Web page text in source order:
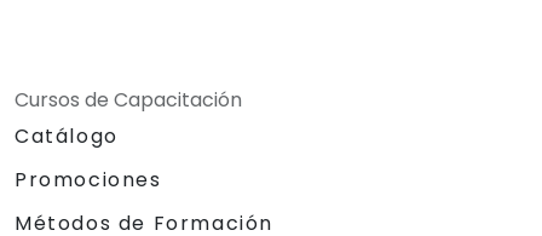
Cursos de Capacitación
Catálogo
Promociones
Métodos de Formación